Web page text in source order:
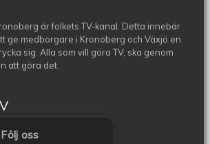
är folkets TV-kanal. Detta innebär
ge medborgare i Kronoberg och Växjö en
sig. Alla som vill göra TV, ska genom
att göra det.
Följ oss